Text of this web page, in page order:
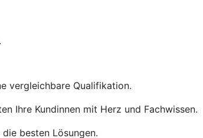
vergleichbare Qualifikation.
Ihre Kundinnen mit Herz und Fachwissen.
besten Lösungen.